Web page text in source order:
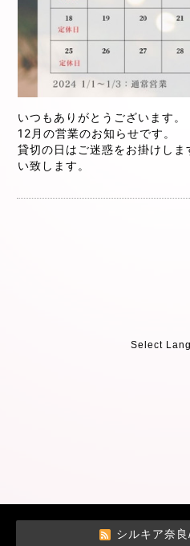
いつもありがとうございます。
12月の営業のお知らせです。
貸切の日はご迷惑をお掛けし
い致します。
Select
シルキア奈